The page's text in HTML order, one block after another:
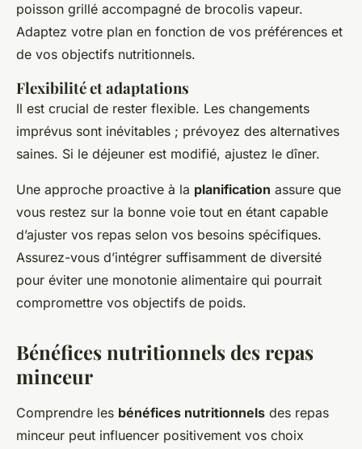
poisson grillé accompagné de brocolis vapeur.
Adaptez votre plan en fonction de vos préférences et
de vos objectifs nutritionnels.
Flexibilité et adaptations
Il est crucial de rester flexible. Les changements
imprévus sont inévitables ; prévoyez des alternatives
saines. Si le déjeuner est modifié, ajustez le dîner.
Une approche proactive à la planification assure que
vous restez sur la bonne voie tout en étant capable
d’ajuster vos repas selon vos besoins spécifiques.
Assurez-vous d’intégrer suffisamment de diversité
pour éviter une monotonie alimentaire qui pourrait
compromettre vos objectifs de poids.
Bénéfices nutritionnels des repas
minceur
Comprendre les bénéfices nutritionnels des repas
minceur peut influencer positivement vos choix